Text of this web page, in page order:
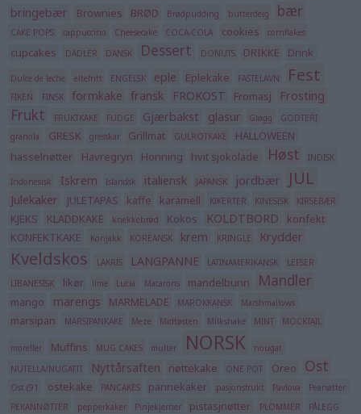
bringebær Brownies BRØD Brødpudding butterdeig bær
CAKE POPS cappuccino Cheesecake COCA-COLA cookies cornflakes
cupcakes DADLER DANSK Dessert DONUTS DRIKKE Drink
Dulce de leche eltefritt ENGELSK eple Eplekake FASTELAVN Fest
FIKEN FINSK formkake fransk FROKOST Fromasj Frosting
Frukt FRUKTKAKE FUDGE Gjærbakst glasur Gløgg
GODTERI
granola
GRESK gresskar Grillmat GULROTKAKE
HALLOWEEN
hasselnøtter
Havregryn Honning hvit sjokolade Høst INDISK
Indonesisk Iskrem Islandsk italiensk JAPANSK jordbær JUL
Julekaker JULETAPAS kaffe karamell KIKERTER KINESISK KIRSEBÆR
KJEKS KLADDKAKE knekkebrød Kokos KOLDTBORD
konfekt
KONFEKTKAKE
Konjakk KOREANSK krem KRINGLE Krydder
Kveldskos LAKRIS LANGPANNE LATINAMERIKANSK
LEFSER
LIBANESISK
likør lime Lucia Macarons mandelbunn Mandler
mango marengs MARMELADE MAROKKANSK Marshmallows
marsipan MARSIPANKAKE Meze Midtøsten Milkshake MINT MOCKTAIL
moreller Muffins MUG CAKES multer NORSK
nougat
NUTELLA/NUGATTI
Nyttårsaften nøttekake ONE POT Oreo Ost
Ost (91 ostekake PANCAKES pannekaker pasjonsfrukt Pavlova
Peanøtter
PEKANNØTTER
pepperkaker Pinjekjerner pistasjnøtter PLOMMER PÅLEGG